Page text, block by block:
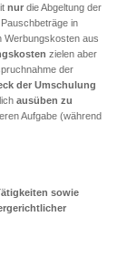
nur die Abgeltung der
in
Werbungskosten aus
zielen aber
der
der Umschulung
ausüben zu
Aufgabe (während
sowie